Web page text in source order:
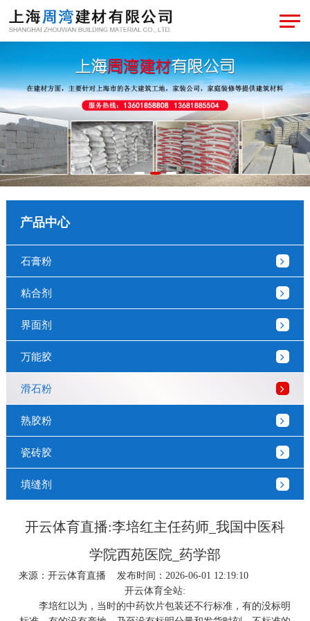
产品中心
石膏粉
粘合剂
界面剂
万能胶
滑石粉
熟胶粉
瓷砖胶
填缝剂
开云体育直播:李培红主任药师_我国中医科
学院西苑医院_药学部
来源： 开云体育直播 发布时间：2026-06-01 12:19:10
开云体育全站:
李培红以为，当时的中药饮片包装还不行标准，有的没标明